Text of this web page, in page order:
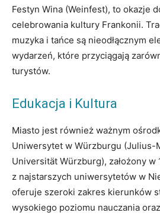
Festyn Wina (Weinfest), to okazje
celebrowania kultury Frankonii.
muzyka i tańce są nieodłącznym
wydarzeń, które przyciągają
turystów.
Edukacja i Kultura
Miasto jest również ważnym
Uniwersytet w Würzburgu (Julius-
Universität Würzburg), założony
z najstarszych uniwersytetów w
oferuje szeroki zakres kierunków
wysokiego poziomu nauczania